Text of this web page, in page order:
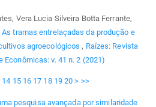
Vera Lucia Silveira Botta Ferrante,
As tramas entrelaçadas da produção e
agroecológicos, Raízes: Revista
Econômicas: v. 41 n. 2 (2021)
14 15 16 17 18 19 20 > >>
pesquisa avançada por similaridade